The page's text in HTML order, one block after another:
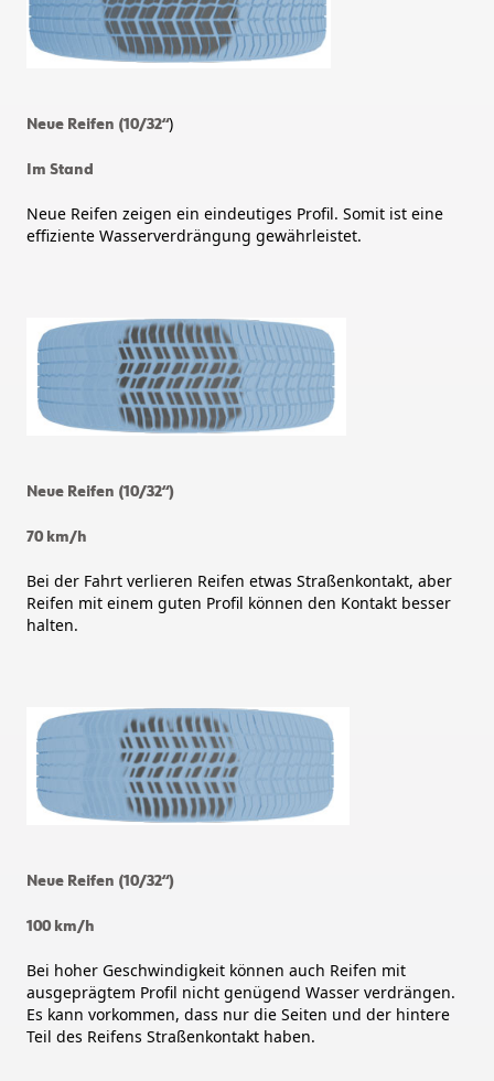
Neue Reifen (10/32“)
Im Stand
Neue Reifen zeigen ein eindeutiges Profil. Somit ist eine
effiziente Wasserverdrängung gewährleistet.
Neue Reifen (10/32“)
70 km/h
Bei der Fahrt verlieren Reifen etwas Straßenkontakt, aber
Reifen mit einem guten Profil können den Kontakt besser
halten.
Neue Reifen (10/32“)
100 km/h
Bei hoher Geschwindigkeit können auch Reifen mit
ausgeprägtem Profil nicht genügend Wasser verdrängen.
Es kann vorkommen, dass nur die Seiten und der hintere
Teil des Reifens Straßenkontakt haben.